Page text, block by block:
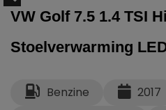
VW Golf 7.5 1.4 TSI
Stoelverwarming
Benzine
2017